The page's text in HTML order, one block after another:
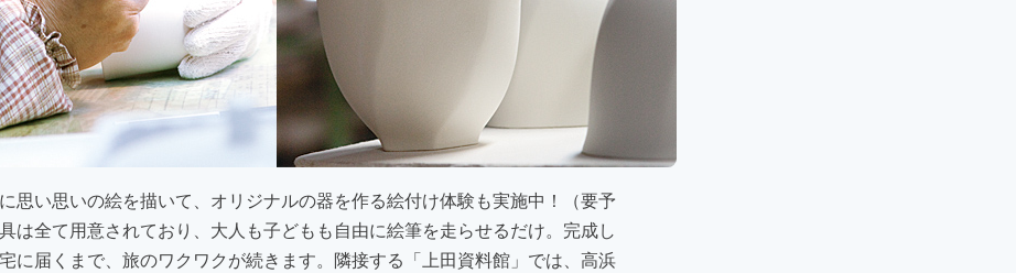
思い思いの絵を描いて、オリジナルの器を作る絵付け体験も実施中！（要予
は全て用意されており、大人も子どもも自由に絵筆を走らせるだけ。完成し
に届くまで、旅のワクワクが続きます。隣接する「上田資料館」では、高浜